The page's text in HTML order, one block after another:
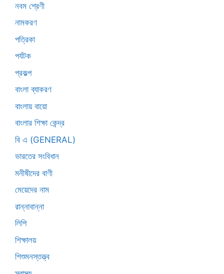
নবম শ্রেণী
নামকরণ
পত্রিকা
পর্যটক
প্রকল্প
বাংলা ব্যাকরণ
বাংলায় বায়ো
বাংলার শিক্ষা কেন্দ্র
বি এ (GENERAL)
ভারতের সংবিধান
মনীষীদের বাণী
মেয়েদের নাম
রান্নাবান্না
লিপি
শিক্ষালয়
শিশুমনস্তত্ত্ব